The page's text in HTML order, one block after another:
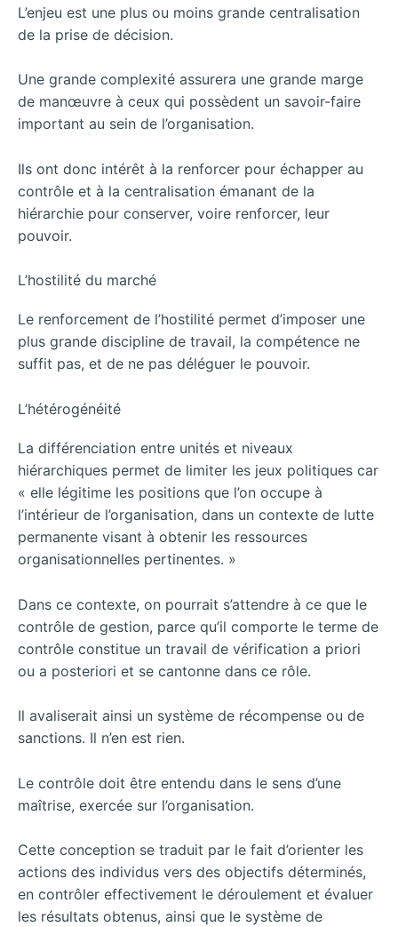
L’enjeu est une plus ou moins grande centralisation
de la prise de décision.
Une grande complexité assurera une grande marge
de manœuvre à ceux qui possèdent un savoir-faire
important au sein de l’organisation.
Ils ont donc intérêt à la renforcer pour échapper au
contrôle et à la centralisation émanant de la
hiérarchie pour conserver, voire renforcer, leur
pouvoir.
L’hostilité du marché
Le renforcement de l’hostilité permet d’imposer une
plus grande discipline de travail, la compétence ne
suffit pas, et de ne pas déléguer le pouvoir.
L’hétérogénéité
La différenciation entre unités et niveaux
hiérarchiques permet de limiter les jeux politiques car
« elle légitime les positions que l’on occupe à
l’intérieur de l’organisation, dans un contexte de lutte
permanente visant à obtenir les ressources
organisationnelles pertinentes. »
Dans ce contexte, on pourrait s’attendre à ce que le
contrôle de gestion, parce qu’il comporte le terme de
contrôle constitue un travail de vérification a priori
ou a posteriori et se cantonne dans ce rôle.
Il avaliserait ainsi un système de récompense ou de
sanctions. Il n’en est rien.
Le contrôle doit être entendu dans le sens d’une
maîtrise, exercée sur l’organisation.
Cette conception se traduit par le fait d’orienter les
actions des individus vers des objectifs déterminés,
en contrôler effectivement le déroulement et évaluer
les résultats obtenus, ainsi que le système de